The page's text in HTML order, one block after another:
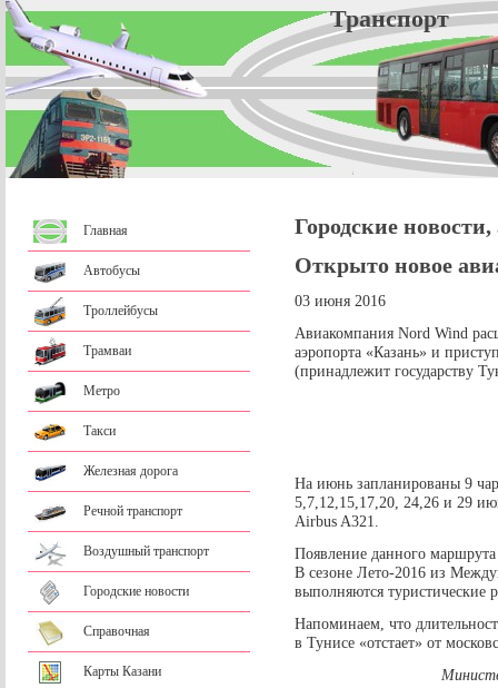
Главная
Автобусы
Троллейбусы
Трамваи
Метро
Такси
Железная дорога
Речной транспорт
Воздушный транспорт
Городские новости
Справочная
Карты Казани
Городские
Открыто новое
03 июня 2016
Авиакомпания Nord Wind
аэропорта «Казань» и
(принадлежит государству
На июнь запланированы 9
5,7,12,15,17,20, 24,26 и 29
Airbus A321.
Появление данного
В сезоне Лето-2016 из
выполняются
Напоминаем, что
в Тунисе «отстает» от